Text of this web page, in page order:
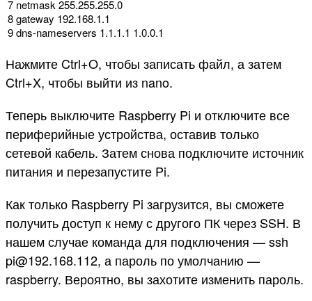
7
8
9
netmask255.255.255.0
gateway 192.168.1.1
dns-nameservers 1.1.1.1 1.0.0.1
Нажмите Ctrl+O, чтобы записать файл, а затем
Ctrl+X, чтобы выйти из nano.
Теперь выключите Raspberry Pi и отключите все
периферийные устройства, оставив только
сетевой кабель. Затем снова подключите источник
питания и перезапустите Pi.
Как только Raspberry Pi загрузится, вы сможете
получить доступ к нему с другого ПК через SSH. В
нашем случае команда для подключения — ssh
pi@192.168.112, а пароль по умолчанию —
raspberry. Вероятно, вы захотите изменить пароль.